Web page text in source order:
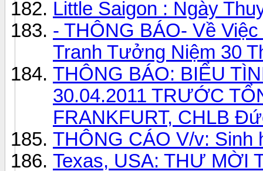
Little Saigon : Ngày
- THÔNG BÁO- Về
Tranh Tưởng Niệm 30
THÔNG BÁO: BIỂU
30.04.2011 TRƯỚC
FRANKFURT, CHLB
THÔNG CÁO V/v: Sinh
Texas, USA: THƯ MỜI